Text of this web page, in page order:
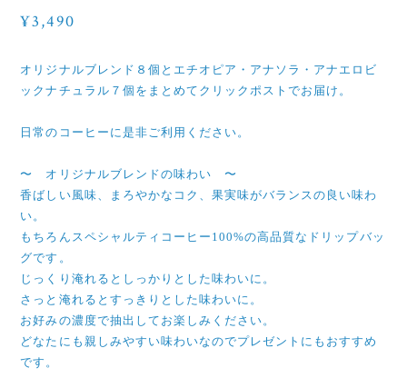
¥3,490
オリジナルブレンド８個とエチオピア・アナソラ・アナエロビ
ックナチュラル７個をまとめてクリックポストでお届け。
日常のコーヒーに是非ご利用ください。
〜 オリジナルブレンドの味わい 〜
香ばしい風味、まろやかなコク、果実味がバランスの良い味わ
い。
もちろんスペシャルティコーヒー100%の高品質なドリップバッ
グです。
じっくり淹れるとしっかりとした味わいに。
さっと淹れるとすっきりとした味わいに。
お好みの濃度で抽出してお楽しみください。
どなたにも親しみやすい味わいなのでプレゼントにもおすすめ
です。